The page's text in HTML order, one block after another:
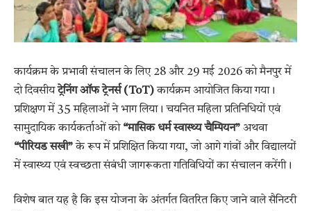
कार्यक्रम के प्रभावी संचालन के लिए 28 और 29 मई 2026 को मैनपुर में
दो दिवसीयट्रेनिंग ऑफ ट्रेनर्स (ToT)कार्यक्रम आयोजित किया गया।
प्रशिक्षण में 35 महिलाओं ने भाग लिया। चयनित महिला प्रतिनिधियों एवं
सामुदायिक कार्यकर्ताओं को “मासिक धर्म स्वास्थ्य चैम्पियन” अथवा
“पीरियड सखी”के रूप में प्रशिक्षित किया गया, जो आगे गांवों और विद्यालयों
में स्वास्थ्य एवं स्वच्छता संबंधी जागरूकता गतिविधियों का संचालन करेंगी।
विशेष बात यह है कि इस योजना के अंतर्गत वितरित किए जाने वाले सैनिटरी